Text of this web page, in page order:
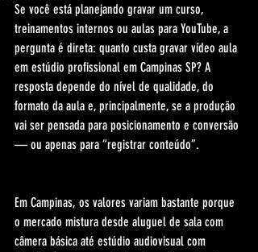
Se você está planejando gravar um curso,
treinamentos internos ou aulas para YouTube, a
pergunta é direta: quanto custa gravar vídeo aula
em estúdio profissional em Campinas SP? A
resposta depende do nível de qualidade, do
formato da aula e, principalmente, se a produção
vai ser pensada para posicionamento e conversão
— ou apenas para “registrar conteúdo”.
Em Campinas, os valores variam bastante porque
o mercado mistura desde aluguel de sala com
câmera básica até estúdio audiovisual com